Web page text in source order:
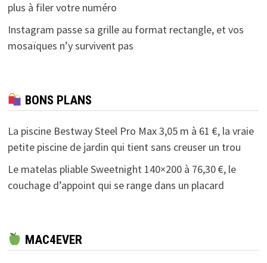
plus à filer votre numéro
Instagram passe sa grille au format rectangle, et vos
mosaïques n’y survivent pas
BONS PLANS
La piscine Bestway Steel Pro Max 3,05 m à 61 €, la vraie
petite piscine de jardin qui tient sans creuser un trou
Le matelas pliable Sweetnight 140×200 à 76,30 €, le
couchage d’appoint qui se range dans un placard
MAC4EVER